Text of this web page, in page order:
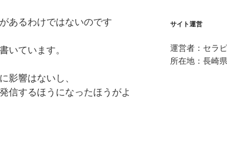
あるわけではないのです
いています。
影響はないし、
信するほうになったほうがよ
ブ
サイト運営
運営者：セラ
所在地：長崎